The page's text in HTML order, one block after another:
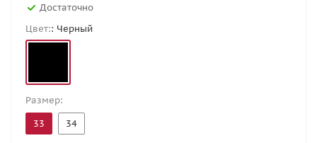
Достаточно
Цвет:: Черный
Размер:
33
34